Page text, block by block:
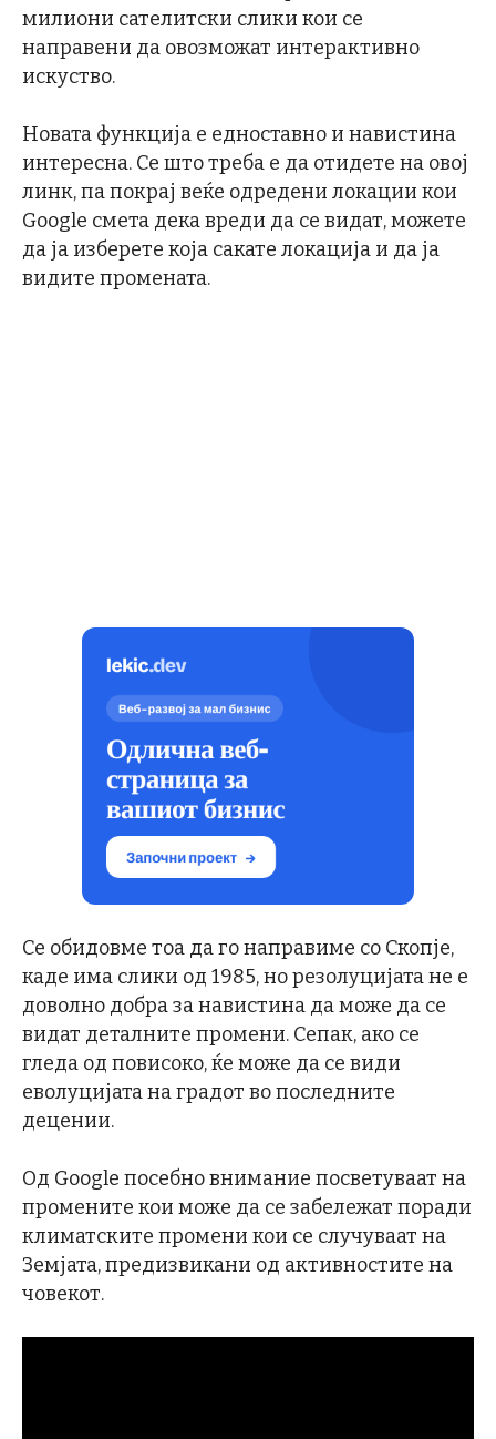
милиони сателитски слики кои се
направени да овозможат интерактивно
искуство.
Новата функција е едноставно и навистина
интересна. Се што треба е да отидете на овој
линк, па покрај веќе одредени локации кои
Google смета дека вреди да се видат, можете
да ја изберете која сакате локација и да ја
видите промената.
Се обидовме тоа да го направиме со Скопје,
каде има слики од 1985, но резолуцијата не е
доволно добра за навистина да може да се
видат деталните промени. Сепак, ако се
гледа од повисоко, ќе може да се види
еволуцијата на градот во последните
децении.
Од Google посебно внимание посветуваат на
промените кои може да се забележат поради
климатските промени кои се случуваат на
Земјата, предизвикани од активностите на
човекот.